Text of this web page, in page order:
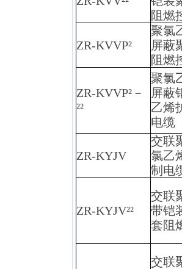
阻燃
ZR-KVVP²
聚氯
屏蔽
阻燃
ZR-KVVP²－
²²
聚氯
屏蔽
乙烯
电缆
ZR-KYJV
交联
氯乙
制电
ZR-KYJV²²
交联
带铠
套阻
交联